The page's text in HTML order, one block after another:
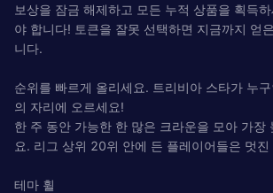
보상을 잠금 해제하고 모든 누적 상품을 획득
야 합니다! 토큰을 잘못 선택하면 지금까지 얻
니다.
순위를 빠르게 올리세요. 트리비아 스타가 누
의 자리에 오르세요!
한 주 동안 가능한 한 많은 크라운을 모아 가장
요. 리그 상위 20위 안에 든 플레이어들은 멋
테마 휠